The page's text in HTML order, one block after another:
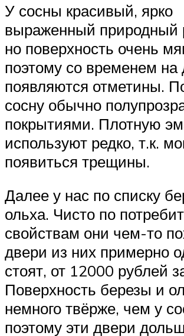
У сосны красивый, ярко
выраженный природный
но поверхность очень
поэтому со временем на
появляются отметины.
сосну обычно
покрытиями. Плотную
используют редко, т.к.
появиться трещины.
Далее у нас по списку
ольха. Чисто по
свойствам они чем-то
двери из них примерно
стоят, от 12000 рублей
Поверхность березы и
немного твёрже, чем у
поэтому эти двери